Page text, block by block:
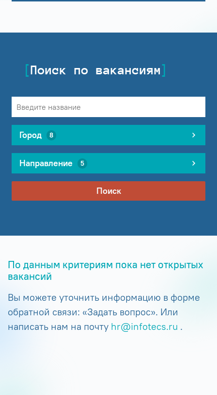
Поиск по вакансиям
Город 8
Направление 5
Поиск
По данным критериям пока нет открытых
вакансий
Вы можете уточнить информацию в форме
обратной связи: «Задать вопрос». Или
написать нам на почту hr@infotecs.ru .